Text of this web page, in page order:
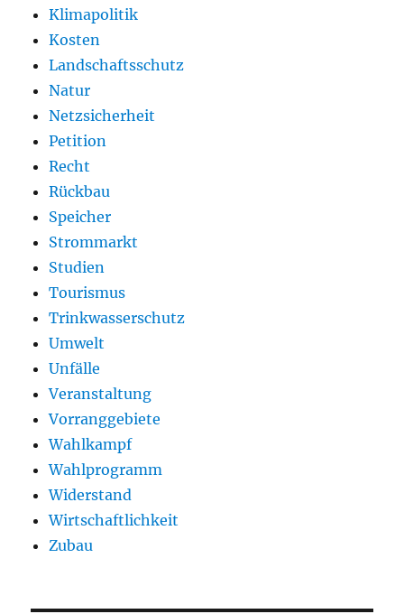
Klimapolitik
Kosten
Landschaftsschutz
Natur
Netzsicherheit
Petition
Recht
Rückbau
Speicher
Strommarkt
Studien
Tourismus
Trinkwasserschutz
Umwelt
Unfälle
Veranstaltung
Vorranggebiete
Wahlkampf
Wahlprogramm
Widerstand
Wirtschaftlichkeit
Zubau